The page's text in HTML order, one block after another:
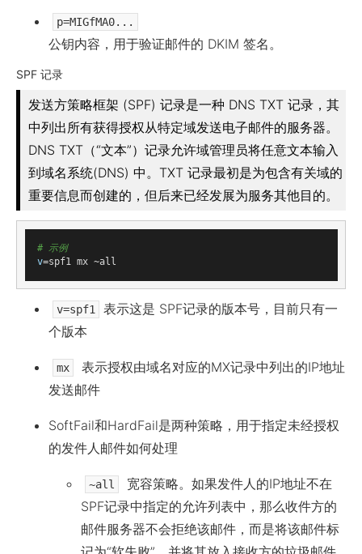
p=MIGfMA0...
公钥内容，用于验证邮件的 DKIM 签名。
SPF 记录
发送方策略框架 (SPF) 记录是一种 DNS TXT 记录，其
中列出所有获得授权从特定域发送电子邮件的服务器。
DNS TXT（“文本”）记录允许域管理员将任意文本输入
到域名系统(DNS) 中。TXT 记录最初是为包含有关域的
重要信息而创建的，但后来已经发展为服务其他目的。
# 示例
v
v=spf1
表示这是 SPF记录的版本号，目前只有一
个版本
mx
表示授权由域名对应的MX记录中列出的IP地址
发送邮件
SoftFail和HardFail是两种策略，用于指定未经授权
的发件人邮件如何处理
~all
宽容策略。如果发件人的IP地址不在
SPF记录中指定的允许列表中，那么收件方的
邮件服务器不会拒绝该邮件，而是将该邮件标